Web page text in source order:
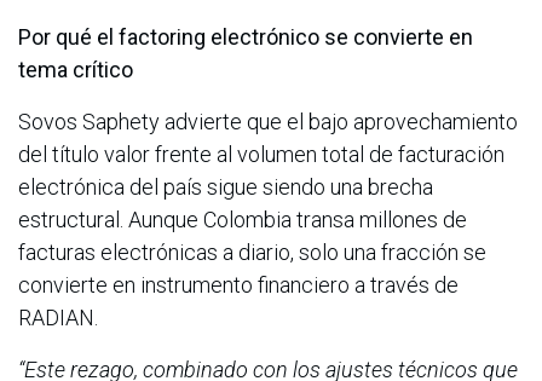
Por qué el factoring electrónico se convierte en
tema crítico
Sovos Saphety advierte que el bajo aprovechamiento
del título valor frente al volumen total de facturación
electrónica del país sigue siendo una brecha
estructural. Aunque Colombia transa millones de
facturas electrónicas a diario, solo una fracción se
convierte en instrumento financiero a través de
RADIAN.
“Este rezago, combinado con los ajustes técnicos que